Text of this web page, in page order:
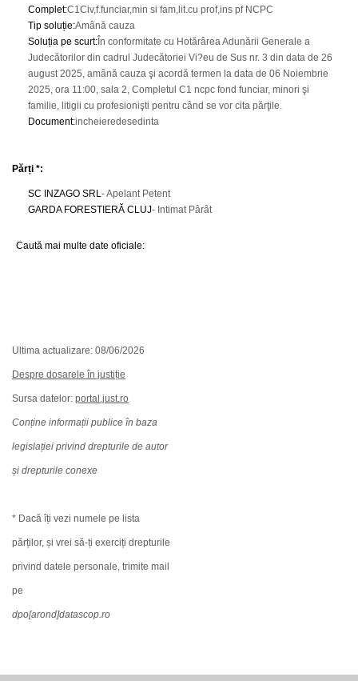
Complet:C1Civ,f.funciar,min si fam,lit.cu prof,ins pf NCPC
Tip soluție:Amână cauza
Soluția pe scurt: În conformitate cu Hotărârea Adunării Generale a
Judecătorilor din cadrul Judecătoriei Vi?eu de Sus nr. 3 din data de 26
august 2025, amână cauza şi acordă termen la data de 06 Noiembrie
2025, ora 11:00, sala 2, Completul C1 ncpc fond funciar, minori şi
familie, litigii cu profesionişti pentru când se vor cita părţile.
Document:incheieredesedinta
Părți *:
SC INZAGO SRL- Apelant Petent
GARDA FORESTIERĂ CLUJ- Intimat Pârât
Caută mai multe date oficiale:
Ultima actualizare: 08/06/2026
Despre dosarele în justiție
Sursa datelor: portal.just.ro
Conține informații publice în baza
legislației privind drepturile de autor
și drepturile conexe
* Dacă îți vezi numele pe lista
părților, și vrei să-ți exerciți drepturile
privind datele personale, trimite mail
pe
dpo[arond]datascop.ro